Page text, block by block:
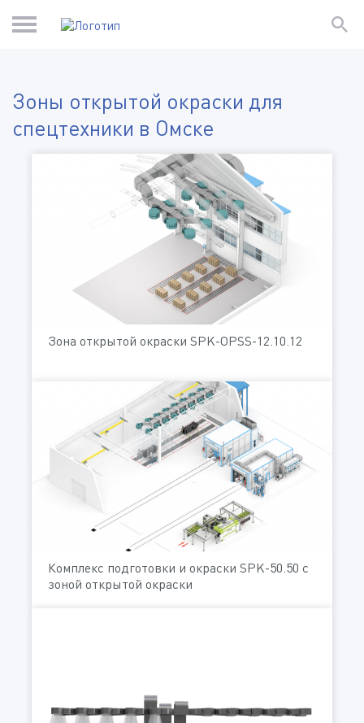
Зоны открытой окраски для
спецтехники в Омске
Зона открытой окраски SPK-OPSS-12.10.12
Комплекс подготовки и окраски SPK-50.50 с
зоной открытой окраски